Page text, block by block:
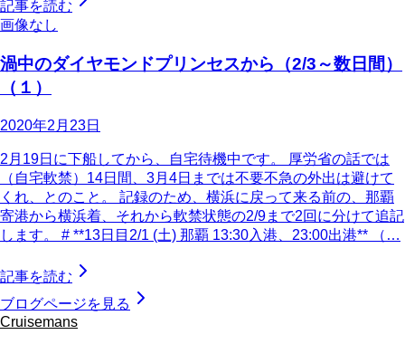
記事を読む
画像なし
渦中のダイヤモンドプリンセスから（2/3～数日間）
（１）
2020年2月23日
2月19日に下船してから、自宅待機中です。 厚労省の話では
（自宅軟禁）14日間、3月4日までは不要不急の外出は避けて
くれ、とのこと。 記録のため、横浜に戻って来る前の、那覇
寄港から横浜着、それから軟禁状態の2/9まで2回に分けて追記
します。 # **13日目2/1 (土) 那覇 13:30入港、23:00出港** （…
記事を読む
ブログページを見る
Cruisemans